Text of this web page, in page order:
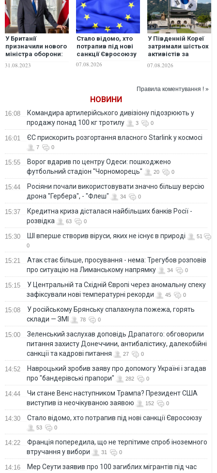
У Британії
призначили нового
міністра оборони:
31.08.2023
Стало відомо, хто
потрапив під нові
санкції Євросоюзу
07.08.2026
У Південній Кореї
затримали шістьох
активістів за
поїздку в Україну
07.08.2026
Правила коментування ! »
НОВИНИ
16:08
Командира артилерійського дивізіону підозрюють у
продажу понад 100 кг тротилу
3 0
16:01 ЄС прискорить розгортання власного Starlink у космосі
7 0
15:55
Ворог вдарив по центру Одеси: пошкоджено
футбольний стадіон "Чорноморець"
20 0
15:44
Росіяни почали використовувати значно більшу версію
дрона "Гербера", - "Флеш"
34 0
15:37
Кредитна криза дісталася найбільших банків Росії -
розвідка
63 0
15:30 ШІ вперше створив віруси, яких не існує в природі
51
0
15:21
Атак стає більше, просування - нема: Трегубов розповів
про ситуацію на Лиманському напрямку
34 0
15:15
У Центральній та Східній Європі через аномальну спеку
зафіксували нові температурні рекорди
45 0
15:08
У російському Брянську спалахнула пожежа, горять
склади — ЗМІ
78 0
15:00
Зеленський заслухав доповідь Драпатого: обговорили
питання захисту Донеччини, антибалістику, далекобійні
санкції та кадрові питання
27 0
14:52
Навроцький зробив заяву про допомогу Україні і згадав
про "бандерівські прапори"
282 0
14:44
Чи стане Венс наступником Трампа? Президент США
виступив із неочікуваною заявою
152 0
14:30 Стало відомо, хто потрапив під нові санкції Євросоюзу
53 0
14:22
Франція попередила, що не терпітиме спроб іноземного
втручання у вибори
31 0
14:16
Мер Сеути заявив про 100 загиблих мігрантів під час